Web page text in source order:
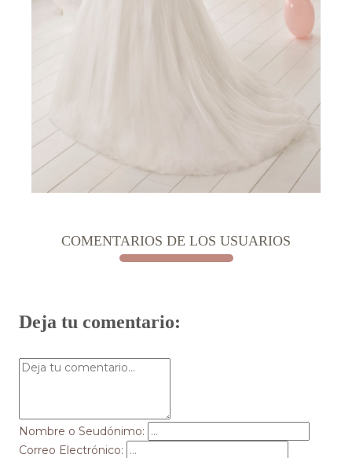
COMENTARIOS DE LOS USUARIOS
Deja tu comentario:
Nombre o Seudónimo:
Correo Electrónico: